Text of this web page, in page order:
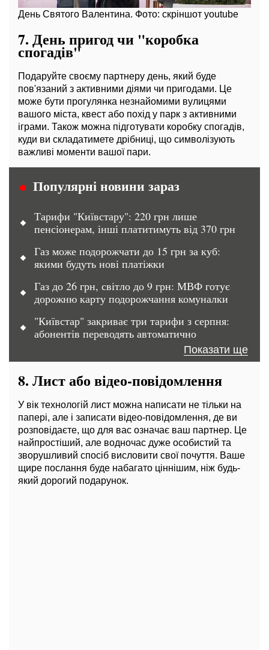
День Святого Валентина. Фото: скріншот youtube
7. День пригод чи "коробка
спогадів"
Подаруйте своєму партнеру день, який буде
пов'язаний з активними діями чи пригодами. Це
може бути прогулянка незнайомими вулицями
вашого міста, квест або похід у парк з активними
іграми. Також можна підготувати коробку спогадів,
куди ви складатимете дрібниці, що символізують
важливі моменти вашої пари.
Популярні новини зараз
Тарифи "Київстару": 220 грн лише
пенсіонерам, інші платитимуть від 370 грн
Газ може подорожчати до 15 грн за куб:
якими будуть нові платіжки
Газ до 26 грн, світло до 9 грн: МВФ готує
дорожню карту подорожчання комуналки
"Київстар" закриває три тарифи з серпня:
абонентів переводять автоматично
Показати ще
8. Лист або відео-повідомлення
У вік технологій лист можна написати не тільки на
папері, але і записати відео-повідомлення, де ви
розповідаєте, що для вас означає ваш партнер. Це
найпростіший, але водночас дуже особистий та
зворушливий спосіб висловити свої почуття. Ваше
щире послання буде набагато ціннішим, ніж будь-
який дорогий подарунок.